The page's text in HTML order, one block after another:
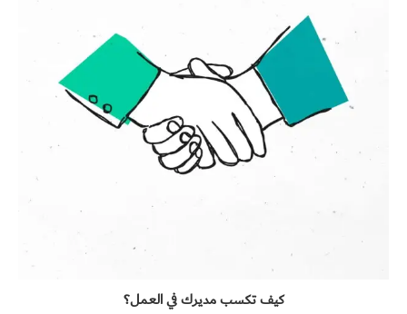
كيف تكسب مديرك في العمل؟